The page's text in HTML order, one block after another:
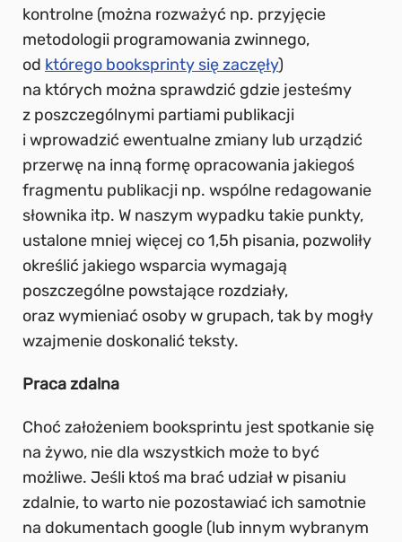
kontrolne (można rozważyć np. przyjęcie
metodologii programowania zwinnego,
od którego booksprinty się zaczęły)
na których można sprawdzić gdzie jesteśmy
z poszczególnymi partiami publikacji
i wprowadzić ewentualne zmiany lub urządzić
przerwę na inną formę opracowania jakiegoś
fragmentu publikacji np. wspólne redagowanie
słownika itp. W naszym wypadku takie punkty,
ustalone mniej więcej co 1,5h pisania, pozwoliły
określić jakiego wsparcia wymagają
poszczególne powstające rozdziały,
oraz wymieniać osoby w grupach, tak by mogły
wzajmenie doskonalić teksty.
Praca zdalna
Choć założeniem booksprintu jest spotkanie się
na żywo, nie dla wszystkich może to być
możliwe. Jeśli ktoś ma brać udział w pisaniu
zdalnie, to warto nie pozostawiać ich samotnie
na dokumentach google (lub innym wybranym